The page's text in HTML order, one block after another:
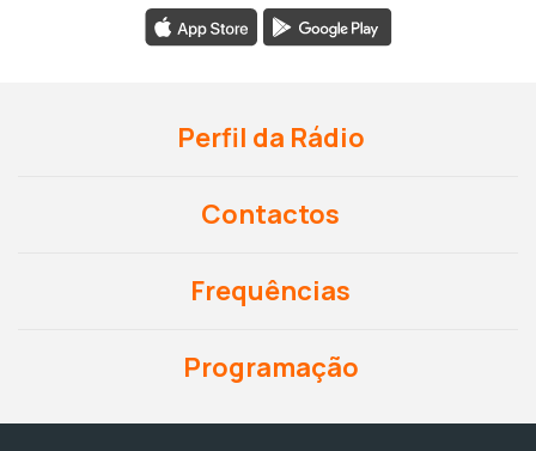
Perfil da Rádio
Contactos
Frequências
Programação